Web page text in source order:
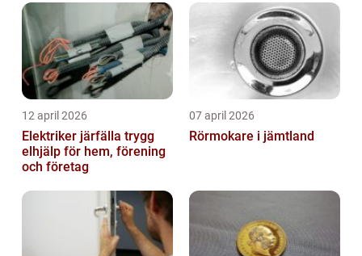
12 april 2026
Elektriker järfälla trygg
elhjälp för hem, förening
och företag
07 april 2026
Rörmokare i jämtland